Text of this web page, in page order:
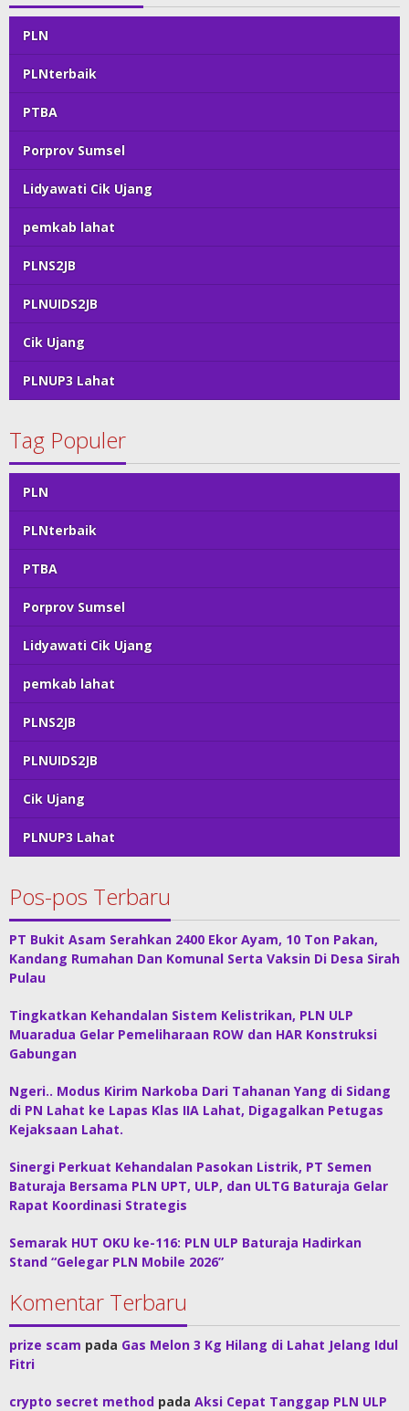
PLN
PLNterbaik
PTBA
Porprov Sumsel
Lidyawati Cik Ujang
pemkab lahat
PLNS2JB
PLNUIDS2JB
Cik Ujang
PLNUP3 Lahat
Tag Populer
PLN
PLNterbaik
PTBA
Porprov Sumsel
Lidyawati Cik Ujang
pemkab lahat
PLNS2JB
PLNUIDS2JB
Cik Ujang
PLNUP3 Lahat
Pos-pos Terbaru
PT Bukit Asam Serahkan 2400 Ekor Ayam, 10 Ton Pakan,
Kandang Rumahan Dan Komunal Serta Vaksin Di Desa Sirah
Pulau
Tingkatkan Kehandalan Sistem Kelistrikan, PLN ULP
Muaradua Gelar Pemeliharaan ROW dan HAR Konstruksi
Gabungan
Ngeri.. Modus Kirim Narkoba Dari Tahanan Yang di Sidang
di PN Lahat ke Lapas Klas IIA Lahat, Digagalkan Petugas
Kejaksaan Lahat.
Sinergi Perkuat Kehandalan Pasokan Listrik, PT Semen
Baturaja Bersama PLN UPT, ULP, dan ULTG Baturaja Gelar
Rapat Koordinasi Strategis
Semarak HUT OKU ke-116: PLN ULP Baturaja Hadirkan
Stand “Gelegar PLN Mobile 2026”
Komentar Terbaru
prize scam pada Gas Melon 3 Kg Hilang di Lahat Jelang Idul
Fitri
crypto secret method pada Aksi Cepat Tanggap PLN ULP